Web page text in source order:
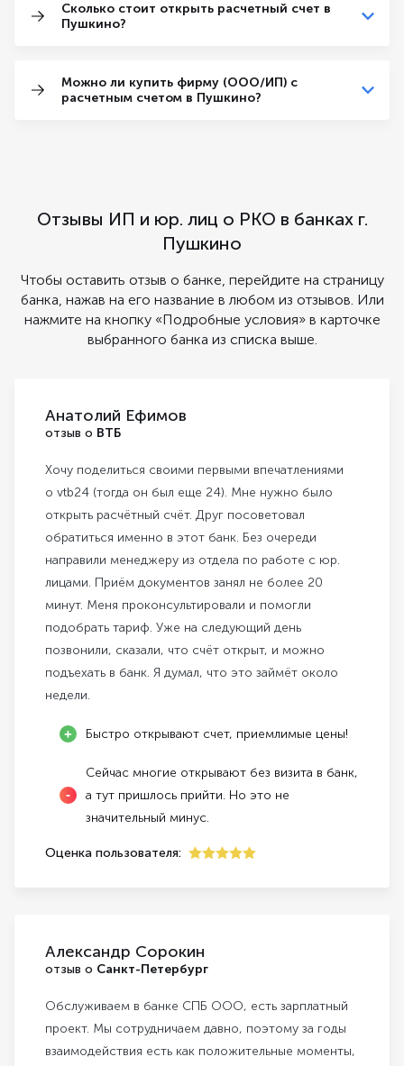
Сколько стоит открыть расчетный счет в
Пушкино?
Можно ли купить фирму (ООО/ИП) с
расчетным счетом в Пушкино?
Отзывы ИП и юр. лиц о РКО в банках г.
Пушкино
Чтобы оставить отзыв о банке, перейдите на страницу
банка, нажав на его название в любом из отзывов. Или
нажмите на кнопку «Подробные условия» в карточке
выбранного банка из списка выше.
Анатолий Ефимов
отзыв о ВТБ
Хочу поделиться своими первыми впечатлениями
о vtb24 (тогда он был еще 24). Мне нужно было
открыть расчётный счёт. Друг посоветовал
обратиться именно в этот банк. Без очереди
направили менеджеру из отдела по работе с юр.
лицами. Приём документов занял не более 20
минут. Меня проконсультировали и помогли
подобрать тариф. Уже на следующий день
позвонили, сказали, что счёт открыт, и можно
подъехать в банк. Я думал, что это займёт около
недели.
Быстро открывают счет, приемлимые цены!
Сейчас многие открывают без визита в банк,
а тут пришлось прийти. Но это не
значительный минус.
Оценка пользователя:
Александр Сорокин
отзыв о Санкт-Петербург
Обслуживаем в банке СПБ ООО, есть зарплатный
проект. Мы сотрудничаем давно, поэтому за годы
взаимодействия есть как положительные моменты,